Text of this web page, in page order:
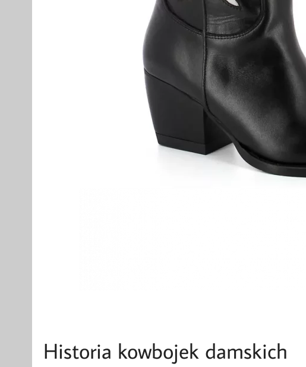
Historia kowbojek damskich